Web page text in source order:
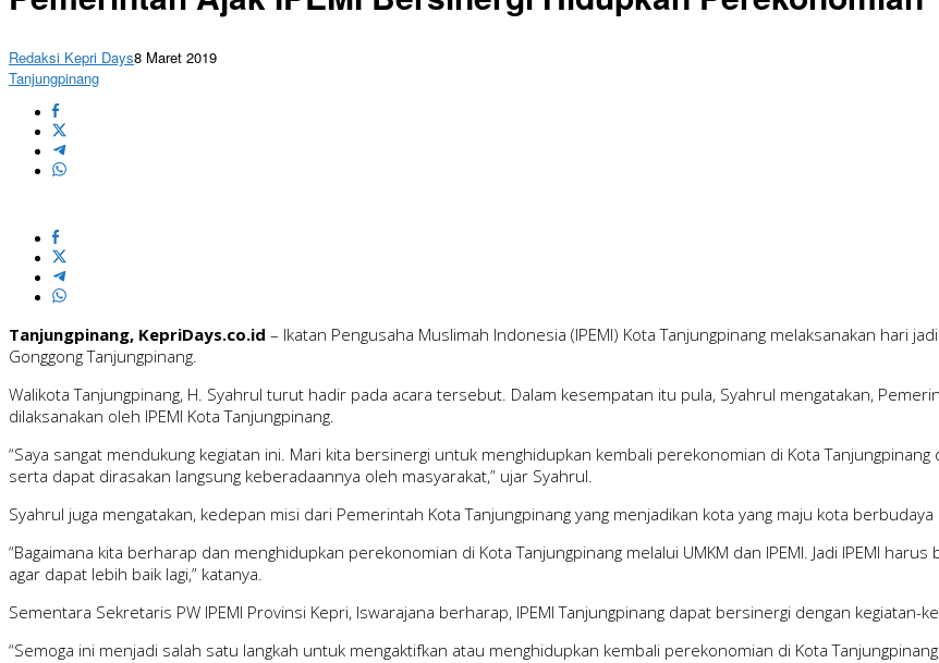
Redaksi Kepri Days8 Maret 2019
Tanjungpinang
Tanjungpinang, KepriDays.co.id – Ikatan Pengusaha Muslimah Indonesia (IPEMI) Kota Tanjungpinang melaksanakan hari
Gonggong Tanjungpinang.
Walikota Tanjungpinang, H. Syahrul turut hadir pada acara tersebut. Dalam kesempatan itu pula, Syahrul mengatakan,
dilaksanakan oleh IPEMI Kota Tanjungpinang.
“Saya sangat mendukung kegiatan ini. Mari kita bersinergi untuk menghidupkan kembali perekonomian di Kota
serta dapat dirasakan langsung keberadaannya oleh masyarakat,” ujar Syahrul.
Syahrul juga mengatakan, kedepan misi dari Pemerintah Kota Tanjungpinang yang menjadikan kota yang maju kota
“Bagaimana kita berharap dan menghidupkan perekonomian di Kota Tanjungpinang melalui UMKM dan IPEMI. Jadi IPEMI
agar dapat lebih baik lagi,” katanya.
Sementara Sekretaris PW IPEMI Provinsi Kepri, Iswarajana berharap, IPEMI Tanjungpinang dapat bersinergi dengan kegiatan-
“Semoga ini menjadi salah satu langkah untuk mengaktifkan atau menghidupkan kembali perekonomian di Kota